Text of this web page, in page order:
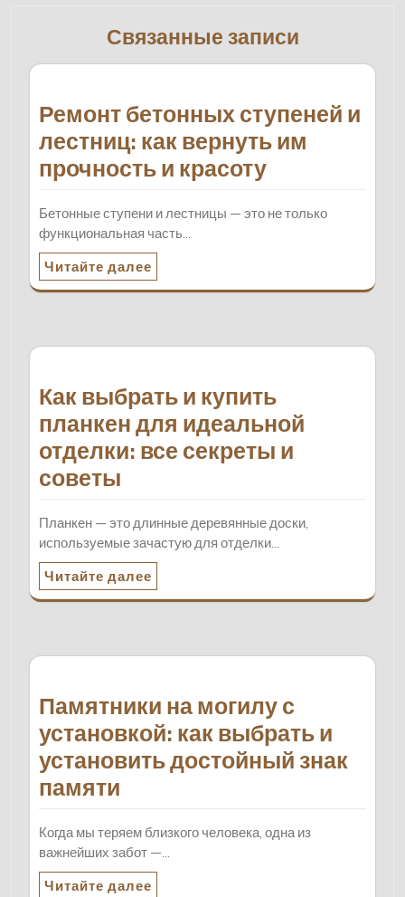
Связанные записи
Ремонт бетонных ступеней и
лестниц: как вернуть им
прочность и красоту
Бетонные ступени и лестницы — это не только
функциональная часть…
Читайте далее
Как выбрать и купить
планкен для идеальной
отделки: все секреты и
советы
Планкен — это длинные деревянные доски,
используемые зачастую для отделки…
Читайте далее
Памятники на могилу с
установкой: как выбрать и
установить достойный знак
памяти
Когда мы теряем близкого человека, одна из
важнейших забот —…
Читайте далее